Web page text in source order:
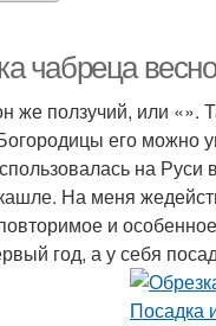
чабреца
же ползучий, или «».
его можно
на
На меня
и
год, а у себя